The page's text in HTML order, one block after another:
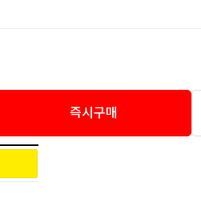
즉시구매